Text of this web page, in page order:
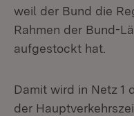
weil der Bund die
Rahmen der Bund-
aufgestockt hat.
Damit wird in Netz 1
der